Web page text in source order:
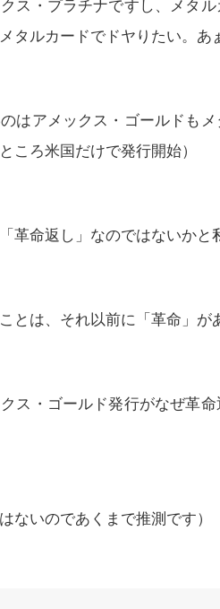
ス・プラチナですし、メタ
タルカードでドヤりたい。あ
はアメックス・ゴールドも
ころ米国だけで発行開始）
革命返し」なのではないかと
とは、それ以前に「革命」が
ス・ゴールド発行がなぜ革
ないのであくまで推測です）